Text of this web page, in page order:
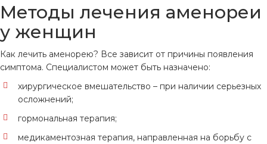
Методы лечения аменореи
у женщин
Как лечить аменорею? Все зависит от причины появления
симптома. Специалистом может быть назначено:
хирургическое вмешательство – при наличии серьезных
осложнений;
гормональная терапия;
медикаментозная терапия, направленная на борьбу с